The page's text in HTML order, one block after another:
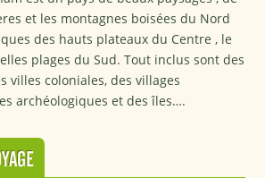
et les montagnes boisées du Nord
des hauts plateaux du Centre , le
plages du Sud. Tout inclus sont des
villes coloniales, des villages
archéologiques et des îles….